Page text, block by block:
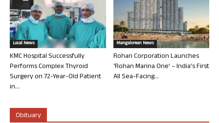
Local News
KMC Hospital Successfully
Performs Complex Thyroid
Surgery on 72-Year-Old Patient
in...
Mangalorean News
Rohan Corporation Launches
‘Rohan Marina One’ – India’s First
All Sea-Facing...
Obituary